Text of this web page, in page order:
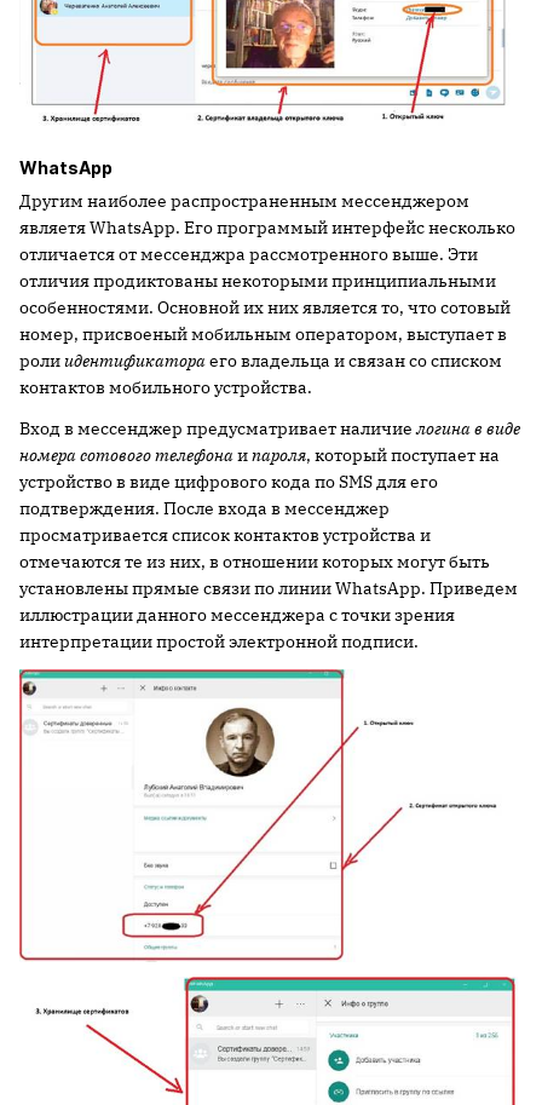
WhatsApp
Другим наиболее распространенным мессенджером
являетя WhatsApp. Его программый интерфейс несколько
отличается от мессенджра рассмотренного выше. Эти
отличия продиктованы некоторыми принципиальными
особенностями. Основной их них является то, что сотовый
номер, присвоеный мобильным оператором, выступает в
ролиидентификатораего владельца и связан со списком
контактов мобильного устройства.
Вход в мессенджер предусматривает наличиелогина в виде
номера сотового телефонаипароля, который поступает на
устройство в виде цифрового кода по SMS для его
подтверждения. После входа в мессенджер
просматривается список контактов устройства и
отмечаются те из них, в отношении которых могут быть
установлены прямые связи по линии WhatsApp. Приведем
иллюстрации данного мессенджера c точки зрения
интерпретации простой электронной подписи.